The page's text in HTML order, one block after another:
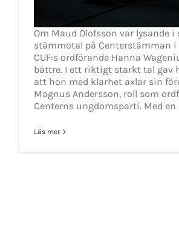
Om Maud Olofsson var lysande
stämmotal på Centerstämman i
CUF:s ordförande Hanna
bättre. I ett riktigt starkt tal gav
att hon med klarhet axlar sin
Magnus Andersson, roll som
Centerns ungdomsparti. Med en
Läs mer